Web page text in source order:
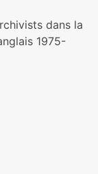
dans la
1975-